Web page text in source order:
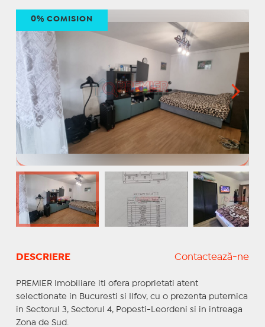
0% COMISION
DESCRIERE Contactează-ne
PREMIER Imobiliare iti ofera proprietati atent
selectionate in Bucuresti si Ilfov, cu o prezenta puternica
in Sectorul 3, Sectorul 4, Popesti-Leordeni si in intreaga
Zona de Sud.